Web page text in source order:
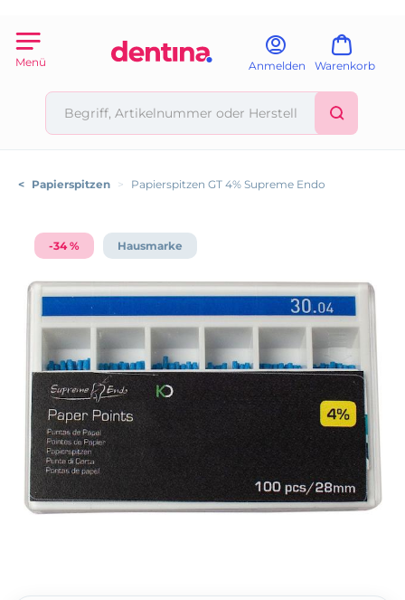
Menü Anmelden Warenkorb
< Papierspitzen > Papierspitzen GT 4% Supreme Endo
-34 % Hausmarke